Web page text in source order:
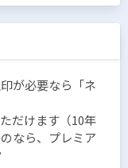
が必要なら「ネ
だけます（10年
なら、プレミア